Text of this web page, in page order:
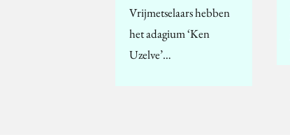
Vrijmetselaars hebben
het adagium ‘Ken
Uzelve’…